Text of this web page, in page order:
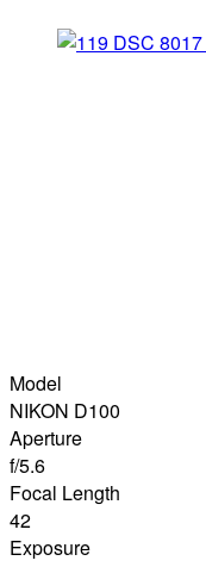
Model
NIKON D100
Aperture
f/5.6
Focal Length
42
Exposure